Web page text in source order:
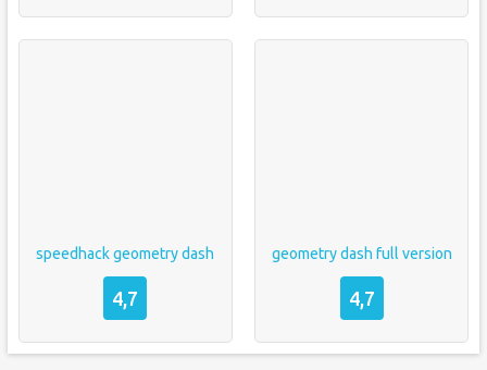
speedhack geometry dash
4,7
geometry dash full version
4,7